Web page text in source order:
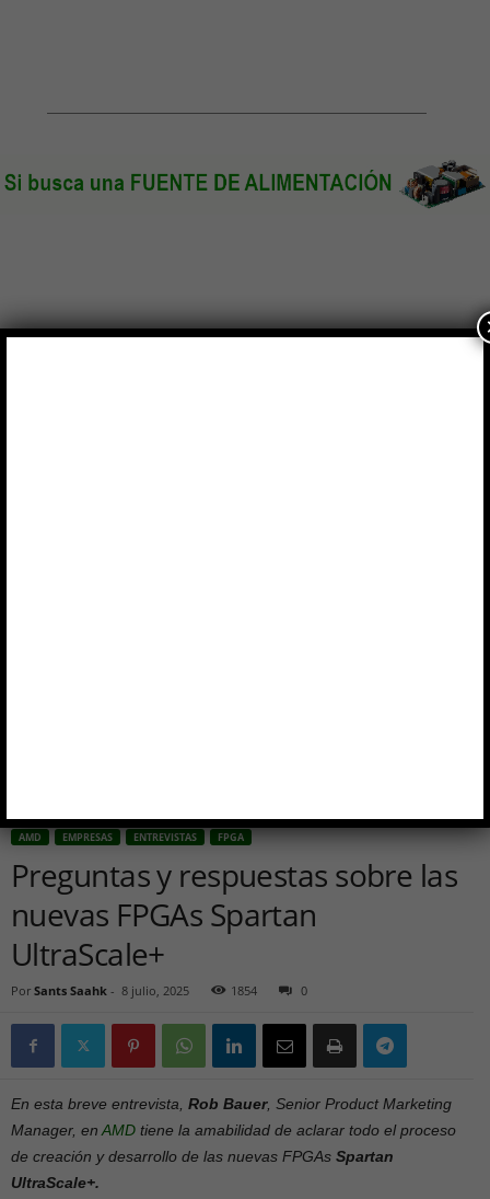
AMD EMPRESAS ENTREVISTAS FPGA
Preguntas y respuestas sobre las
nuevas FPGAs Spartan
UltraScale+
Por Sants Saahk - 8 julio, 2025 1854 0
En esta breve entrevista, Rob Bauer, Senior Product Marketing
Manager, en AMD tiene la amabilidad de aclarar todo el proceso
de creación y desarrollo de las nuevas FPGAs Spartan
UltraScale+.